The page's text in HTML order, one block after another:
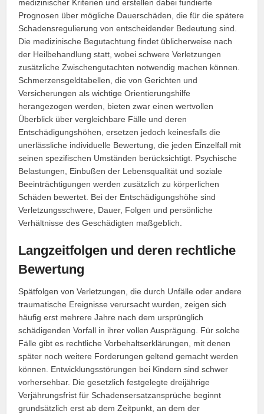
medizinischer Kriterien und erstellen dabei fundierte
Prognosen über mögliche Dauerschäden, die für die spätere
Schadensregulierung von entscheidender Bedeutung sind.
Die medizinische Begutachtung findet üblicherweise nach
der Heilbehandlung statt, wobei schwere Verletzungen
zusätzliche Zwischengutachten notwendig machen können.
Schmerzensgeldtabellen, die von Gerichten und
Versicherungen als wichtige Orientierungshilfe
herangezogen werden, bieten zwar einen wertvollen
Überblick über vergleichbare Fälle und deren
Entschädigungshöhen, ersetzen jedoch keinesfalls die
unerlässliche individuelle Bewertung, die jeden Einzelfall mit
seinen spezifischen Umständen berücksichtigt. Psychische
Belastungen, Einbußen der Lebensqualität und soziale
Beeinträchtigungen werden zusätzlich zu körperlichen
Schäden bewertet. Bei der Entschädigungshöhe sind
Verletzungsschwere, Dauer, Folgen und persönliche
Verhältnisse des Geschädigten maßgeblich.
Langzeitfolgen und deren rechtliche
Bewertung
Spätfolgen von Verletzungen, die durch Unfälle oder andere
traumatische Ereignisse verursacht wurden, zeigen sich
häufig erst mehrere Jahre nach dem ursprünglich
schädigenden Vorfall in ihrer vollen Ausprägung. Für solche
Fälle gibt es rechtliche Vorbehaltserklärungen, mit denen
später noch weitere Forderungen geltend gemacht werden
können. Entwicklungsstörungen bei Kindern sind schwer
vorhersehbar. Die gesetzlich festgelegte dreijährige
Verjährungsfrist für Schadensersatzansprüche beginnt
grundsätzlich erst ab dem Zeitpunkt, an dem der